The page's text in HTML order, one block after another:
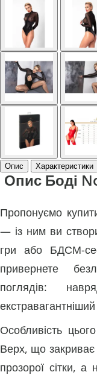
Опис Характеристики
Опис Боді
Пропонуємо
— із ним ви
гри або БДСМ-
привернете
поглядів:
Особливість
Верх, що закриває
прозорої сітки, а